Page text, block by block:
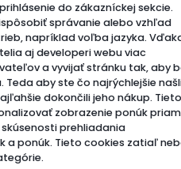
do zákazníckej sekcie.
správanie alebo vzhľad
napríklad voľba jazyka.
aj developeri webu viac
a vyvijať stránku tak, aby
aby ste čo najrýchlejšie
dokončili jeho nákup. Tieto
zobrazenie ponúk
prehliadania
a ponúk. Tieto cookies zatiaľ